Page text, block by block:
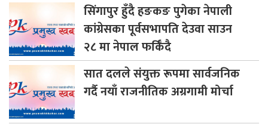
सिंगापुरहुँदै हङकङ पुगेका नेपाली
कांग्रेसका पूर्वसभापति देउवा साउन
२८ मा नेपाल फर्किँदै
सातदलले संयुक्त रूपमा सार्वजनिक
गर्दै नयाँ राजनीतिक अग्रगामी मोर्चा